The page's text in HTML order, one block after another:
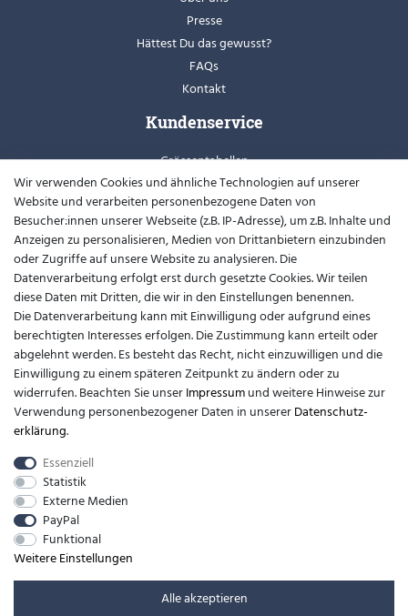
Presse
Hättest Du das gewusst?
FAQs
Kontakt
Kundenservice
Grössentabellen
Retoure
Schuhweiten
Youtube
Widerrufsformular
Kontakt
support@barfusslaufen.com
+49 (0)8807-214983
Anrufe aus dem dt. Festnetz zum Ortstarif, Preise aus dem Mobilfunknetz
Wir verwenden Cookies und ähnliche Technologien auf unserer
Website und verarbeiten personenbezogene Daten von
Besucher:innen unserer Webseite (z.B. IP-Adresse), um z.B. Inhalte und
Anzeigen zu personalisieren, Medien von Drittanbietern einzubinden
oder Zugriffe auf unsere Website zu analysieren. Die
Datenverarbeitung erfolgt erst durch gesetzte Cookies. Wir teilen
diese Daten mit Dritten, die wir in den Einstellungen benennen.
Die Datenverarbeitung kann mit Einwilligung oder aufgrund eines
berechtigten Interesses erfolgen. Die Zustimmung kann erteilt oder
abgelehnt werden. Es besteht das Recht, nicht einzuwilligen und die
Einwilligung zu einem späteren Zeitpunkt zu ändern oder zu
widerrufen. Beachten Sie unserImpressumund weitere Hinweise zur
Verwendung personenbezogener Daten in unsererDaten­schutz­
erklärung.
Essenziell
Statistik
Externe Medien
PayPal
Funktional
Weitere Einstellungen
Alle akzeptieren